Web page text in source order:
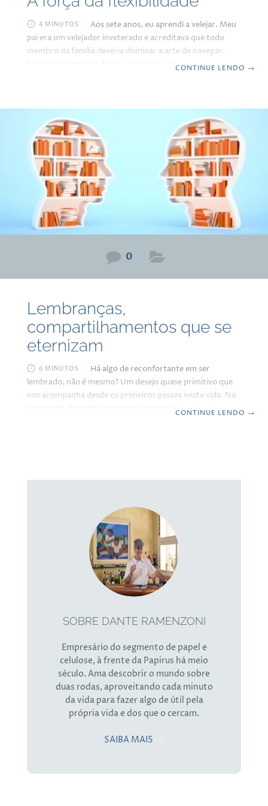
4 MINUTOS
Aos sete anos, eu aprendi a velejar. Meu
pai era um velejador inveterado e acreditava que todo
membro da família deveria dominar a arte de navegar.
Naqueles primeiros dias na represa Guarapiranga, eu
pertencia à classe olímpica. “Seja forte!”, eu repetia para
mim mesmo, as mãos doloridas de tanto segurar as
escotas (as
CONTINUE LENDO →
0
Lembranças,
compartilhamentos que se
eternizam
6 MINUTOS
Há algo de reconfortante em ser
lembrado, não é mesmo? Um desejo quase primitivo que
nos acompanha desde os primeiros passos nesta vida. Na
juventude, quando o rubor da inexperiência ainda tinge
CONTINUE LENDO →
SOBRE DANTE RAMENZONI
Empresário do segmento de papel e
celulose, à frente da Papirus há meio
século. Ama descobrir o mundo sobre
duas rodas, aproveitando cada minuto
da vida para fazer algo de útil pela
própria vida e dos que o cercam.
SAIBA MAIS